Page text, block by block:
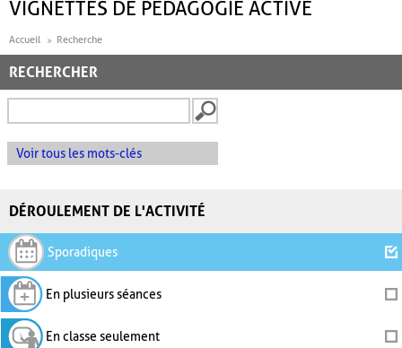
VIGNETTES DE PÉDAGOGIE ACTIVE
Accueil Recherche
RECHERCHER
Voir tous les mots-clés
DÉROULEMENT DE L'ACTIVITÉ
Sporadiques
En plusieurs séances
En classe seulement